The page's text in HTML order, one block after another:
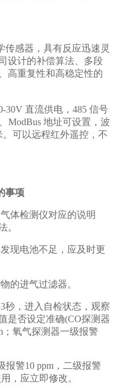
传感器，具有反应迅速灵
设计的补偿算法、多段
高重复性和高稳定性的
30V 直流供电，485 信号
ModBus 地址可设置，波
可以远程红外遥控，不
事项
体检测仪对应的说明
。
现电池不足，应及时更
的进气过滤器。
秒，进入自检状态，观察
是否设定准确(CO探测器
；氧气探测器一级报警
报警10 ppm，二级报警
，应立即修改。